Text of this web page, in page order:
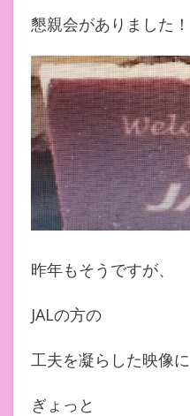
懇親会がありました！
昨年もそうですが、
JALの方の
工夫を凝らした映像に
ぎょっと